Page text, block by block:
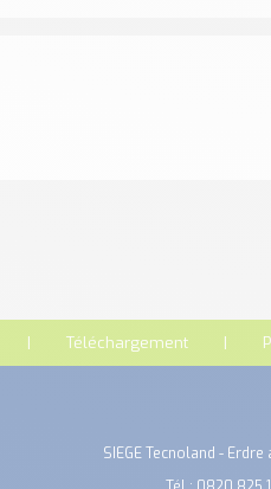
Téléchargement
SIEGE Tecnoland -